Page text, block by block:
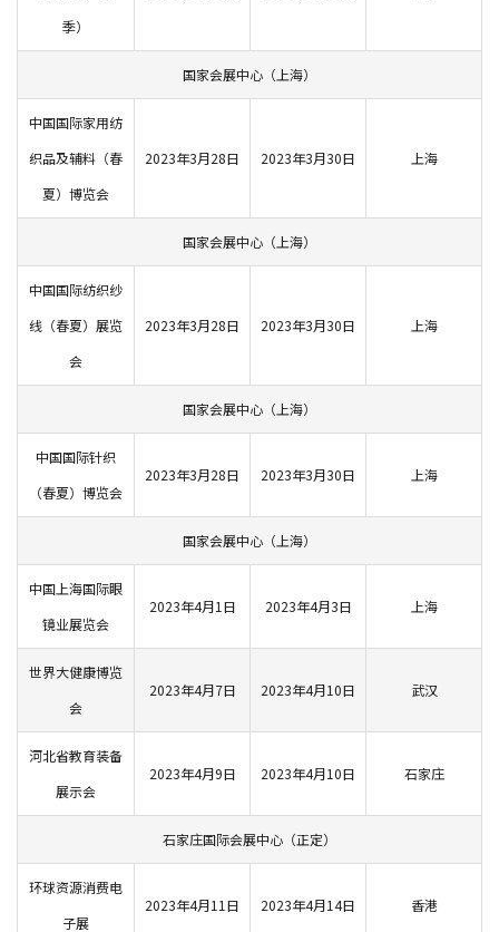
季）
国家会展中心（上海）
中国国际家用纺
织品及辅料（春
夏）博览会
2023年3月28日 2023年3月30日 上海
国家会展中心（上海）
中国国际纺织纱
线（春夏）展览
会
2023年3月28日 2023年3月30日 上海
国家会展中心（上海）
中国国际针织
（春夏）博览会
2023年3月28日 2023年3月30日 上海
国家会展中心（上海）
中国上海国际眼
镜业展览会
2023年4月1日 2023年4月3日 上海
世界大健康博览
会
2023年4月7日 2023年4月10日 武汉
河北省教育装备
展示会
2023年4月9日 2023年4月10日 石家庄
石家庄国际会展中心（正定）
环球资源消费电
子展
2023年4月11日 2023年4月14日 香港